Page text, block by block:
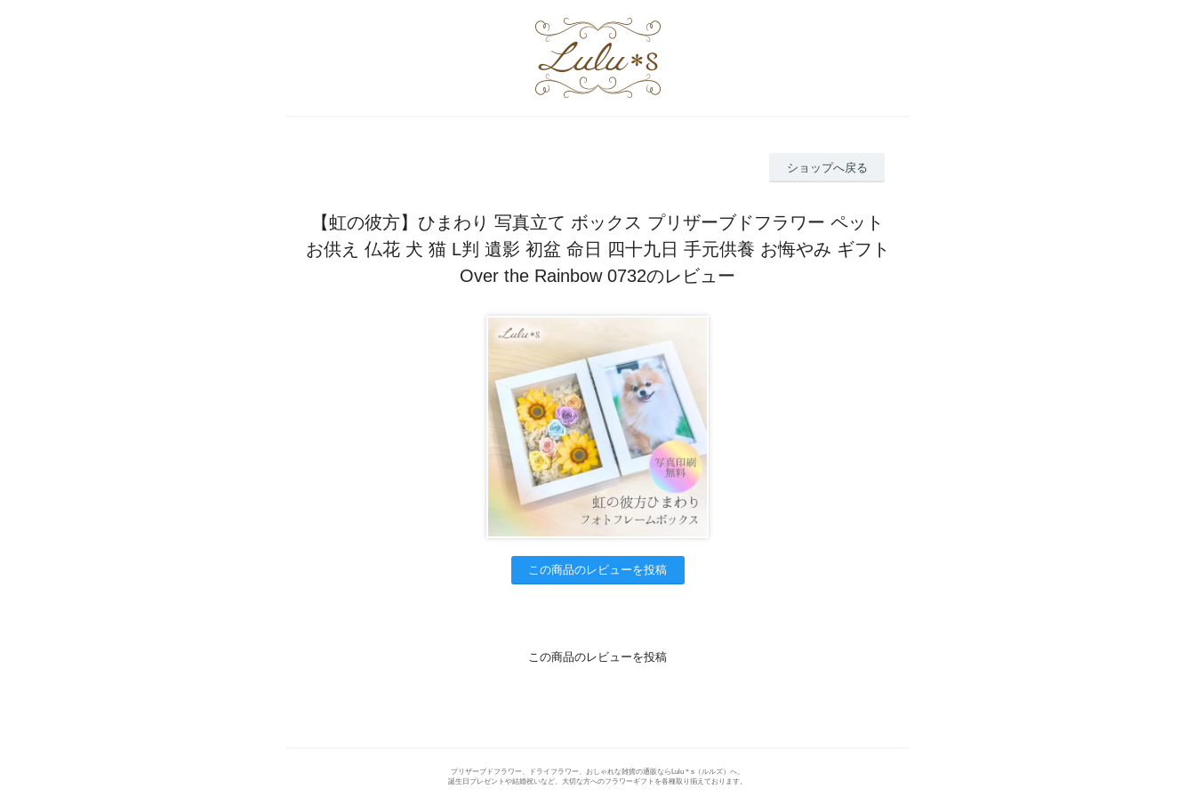
ショップへ戻る
【虹の彼方】ひまわり 写真立て ボックス プリザーブドフラワー ペット
お供え 仏花 犬 猫 L判 遺影 初盆 命日 四十九日 手元供養 お悔やみ ギフト
Over the Rainbow 0732のレビュー
この商品のレビューを投稿
この商品のレビューを投稿
プリザーブドフラワー、ドライフラワー、おしゃれな雑貨の通販ならLulu＊s（ルルズ）へ。
誕生日プレゼントや結婚祝いなど、大切な方へのフラワーギフトを各種取り揃えております。